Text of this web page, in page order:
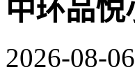
中环品
2026-08-